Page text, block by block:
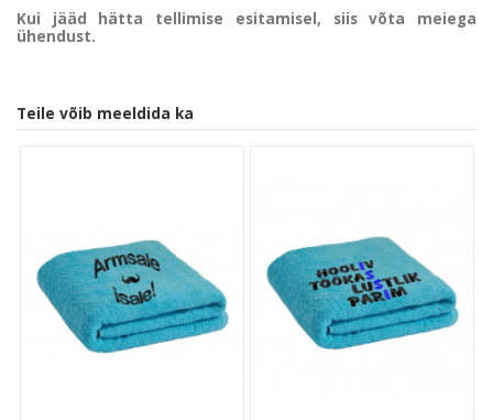
Kui jääd hätta tellimise esitamisel, siis võta meiega
ühendust.
Customer Reviews
Teile võib meeldida ka